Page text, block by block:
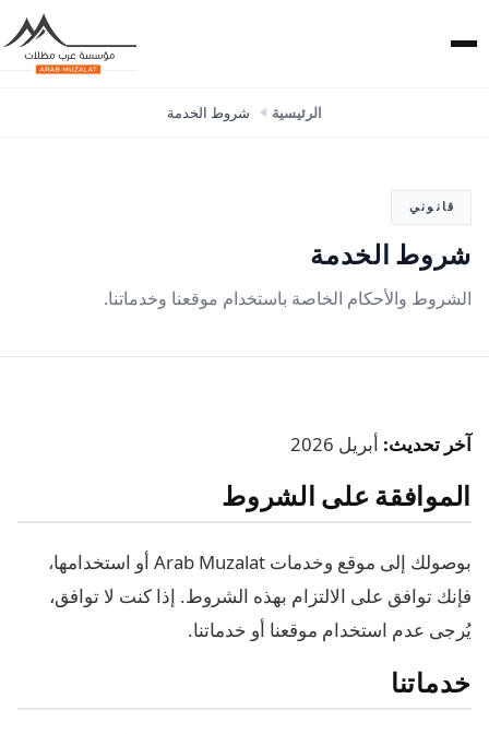
الرئيسية شروط الخدمة
قانوني
شروط الخدمة
الشروط والأحكام الخاصة باستخدام موقعنا وخدماتنا.
آخر تحديث: أبريل 2026
الموافقة على الشروط
بوصولك إلى موقع وخدمات Arab Muzalat أو استخدامها،
فإنك توافق على الالتزام بهذه الشروط. إذا كنت لا توافق،
يُرجى عدم استخدام موقعنا أو خدماتنا.
خدماتنا